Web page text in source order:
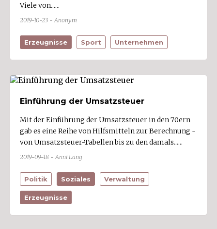
Viele von......
2019-10-23 - Anonym
Erzeugnisse Sport Unternehmen
Einführung der Umsatzsteuer
Mit der Einführung der Umsatzsteuer in den 70ern
gab es eine Reihe von Hilfsmitteln zur Berechnung -
von Umsatzsteuer-Tabellen bis zu den damals......
2019-09-18 - Anni Lang
Politik Soziales Verwaltung
Erzeugnisse